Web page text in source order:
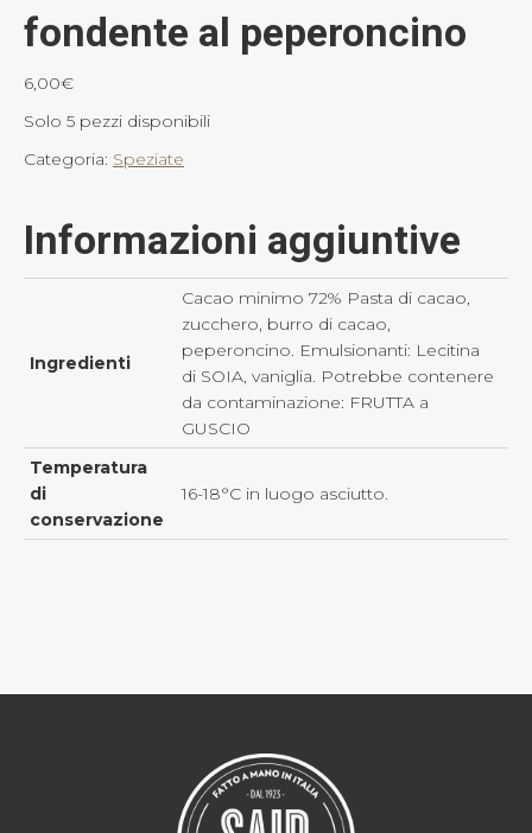
fondente al peperoncino
6,00€
Solo 5 pezzi disponibili
Categoria: Speziate
Informazioni aggiuntive
Ingredienti
Cacao minimo 72% Pasta di cacao,
zucchero, burro di cacao,
peperoncino. Emulsionanti: Lecitina
di SOIA, vaniglia. Potrebbe contenere
da contaminazione: FRUTTA a
GUSCIO
Temperatura
di
conservazione
16-18°C in luogo asciutto.